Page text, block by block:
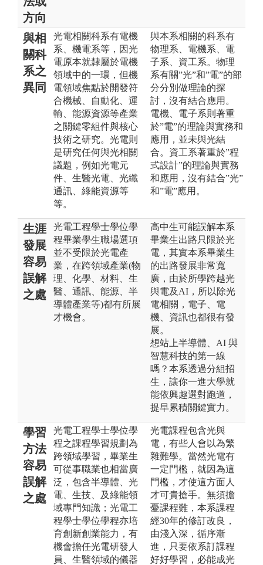
方向
與相
關科
系之
異同
光電相關科系有電機
系、機電系等，因光
電原本就隸屬於電機
領域中的一環，但機
電領域焦點於開發符
合機械、自動化、運
輸、能源資源等產業
之關鍵零組件與核心
技術之研究。光電則
是研究任何與光相關
議題，例如光電元
件、生醫光電、光纖
通訊、綠能資源等
等。
與本系相關的科系有
物理系、電機系、電
子系、資工系。物理
系有關”光”和”電”的部
分分別做理論的探
討，沒有結合應用。
電機、電子系則著重
於”電”的理論與實務和
應用，並未與光結
合。資工系著重於”程
式設計”的理論與實務
和應用，沒有結合”光”
和”電”應用。
生涯
發展
容易
誤解
之處
光電工程學士學位學
程畢業學生職場選項
並不受限於光電產
業，在跨領域產業(物
理、化學、材料、生
醫、通訊、能源、半
導體產業等)都有所展
才機會。
高中生可能誤解本系
畢業生出路只限於光
電，其實本系畢業生
的出路發展非常寬
廣，由於所學跨越光
與電及AI，所以除光
電相關，電子、電
機、資訊也都很有發
展。
想站上半導體、AI 與
智慧科技的第一線
嗎？本系透過分組招
生，讓你一進大學就
能依興趣選對跑道，
提早累積關鍵實力。
學習
方法
容易
誤解
之處
光電工程學士學位學
程之課程學習規劃為
跨領域學習，畢業生
可從事職業也相當廣
泛，包含半導體、光
電、生技、及綠能領
域專門知識；光電工
程學士學位學程亦培
育創新創業能力，有
機會擔任光電研發人
員、生醫領域的儀器
光電課程包含光與
電，有些人會以為繁
雜難學。當然光電有
一定門檻，就因為這
門檻，才使這方面人
才可貴搶手。無須擔
憂課程難，本系課程
經30年的修訂改良，
由淺入深，循序漸
進，只要依系訂課程
好好學習，必能成光